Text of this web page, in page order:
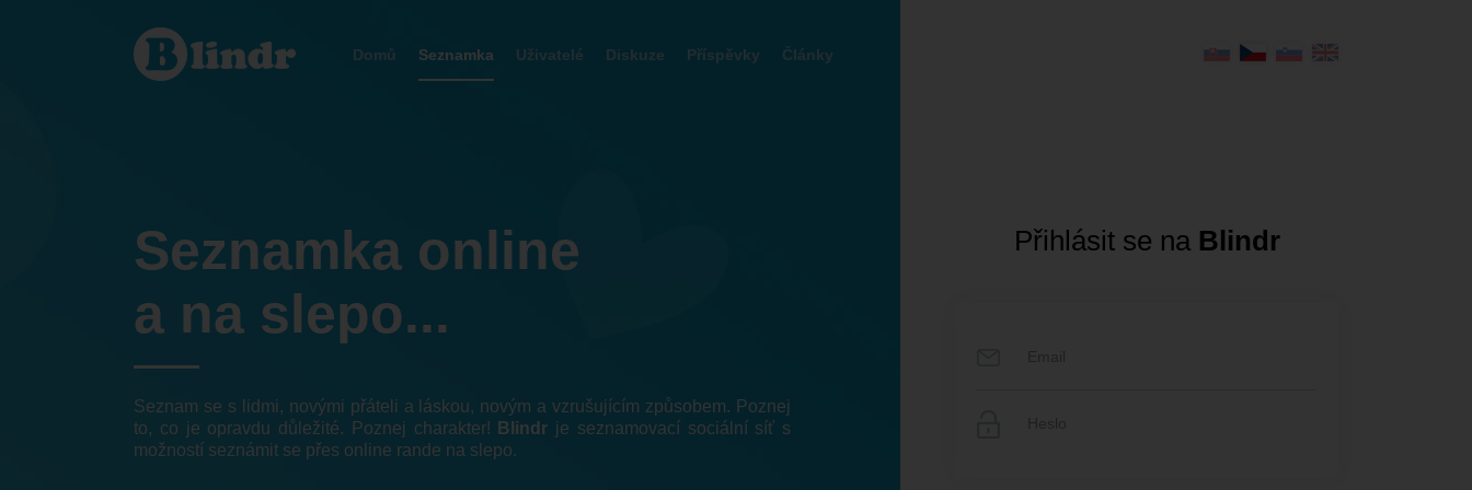
Domů Seznamka Uživatelé Diskuze Příspěvky Články
Seznamka online
a na slepo...
Seznam se s lidmi, novými přáteli a láskou, novým a vzrušujícím způsobem. Poznej
to, co je opravdu důležité. Poznej charakter! Blindr je seznamovací sociální síť s
možností seznámit se přes online rande na slepo.
Přihlásit se na Blindr